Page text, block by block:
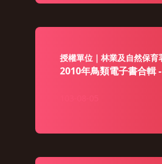
授權單位｜林業及自然保育
2010年鳥類電子書合輯